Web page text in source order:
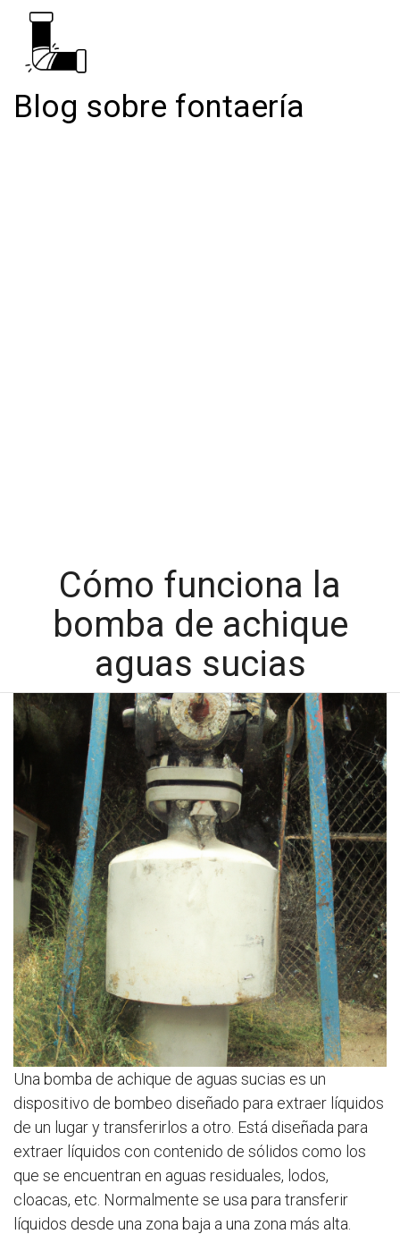
Blog sobre fontaería
Cómo funciona la
bomba de achique
aguas sucias
Una bomba de achique de aguas sucias es un
dispositivo de bombeo diseñado para extraer líquidos
de un lugar y transferirlos a otro. Está diseñada para
extraer líquidos con contenido de sólidos como los
que se encuentran en aguas residuales, lodos,
cloacas, etc. Normalmente se usa para transferir
líquidos desde una zona baja a una zona más alta.